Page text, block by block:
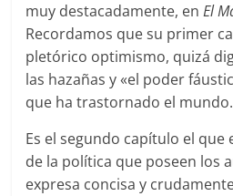
muy destacadamente, enEl
Recordamos que su primer
pletórico optimismo, quizá
las hazañas y «el poder
que ha trastornado el mundo.
Es el segundo capítulo el que
de la política que poseen los
expresa concisa y